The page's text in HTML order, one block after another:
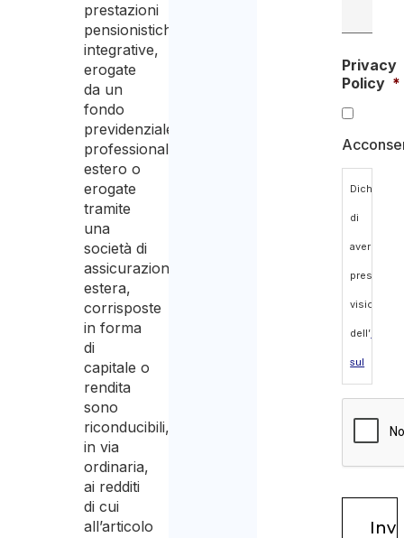
prestazioni
pensionistiche
integrative,
erogate
da un
fondo
previdenziale
professionale
estero o
erogate
tramite
una
società di
assicurazione
estera,
corrisposte
in forma
di
capitale o
rendita
sono
riconducibili,
in via
ordinaria,
ai redditi
di cui
all’articolo
Privacy
Policy *
Dichiaro
di
aver
preso
visione
dell’
sul
dei